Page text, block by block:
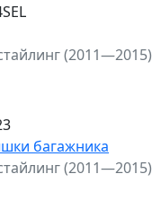
(2011—2015)
багажника
(2011—2015)